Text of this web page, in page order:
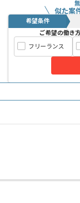
似た案
希望条件
ご希望の働き
フリーランス